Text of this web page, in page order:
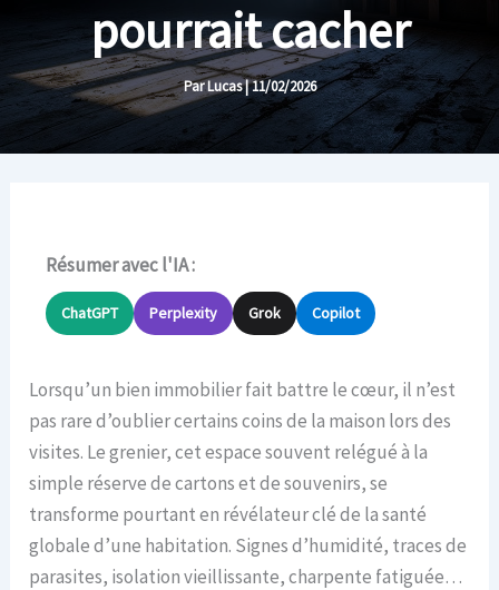
pourrait cacher
ParLucas|11/02/2026
Résumer avec l'IA :
ChatGPT Perplexity Grok Copilot
Lorsqu’un bien immobilier fait battre le cœur, il n’est
pas rare d’oublier certains coins de la maison lors des
visites. Le grenier, cet espace souvent relégué à la
simple réserve de cartons et de souvenirs, se
transforme pourtant en révélateur clé de la santé
globale d’une habitation. Signes d’humidité, traces de
parasites, isolation vieillissante, charpente fatiguée…